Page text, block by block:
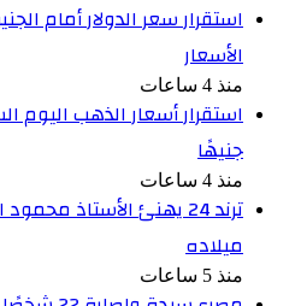
استقرار سعر الدولار أمام
الأسعار
منذ 4 ساعات
جنيهًا
منذ 4 ساعات
ترند 24 يهنئ الأستاذ
ميلاده
منذ 5 ساعات